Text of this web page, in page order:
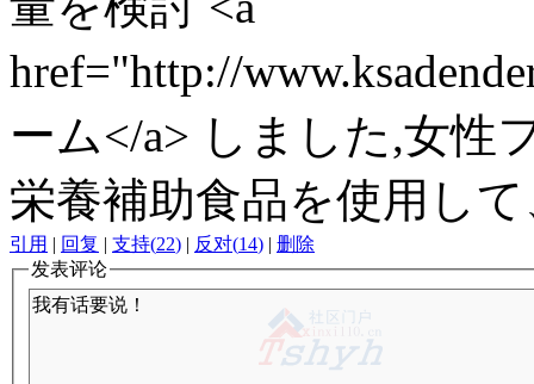
href="http://
ーム</a> しました,女性
栄養補助食品を使用し
引用 | 回复 | 支持(22) | 反对(14) | 删除
发表评论